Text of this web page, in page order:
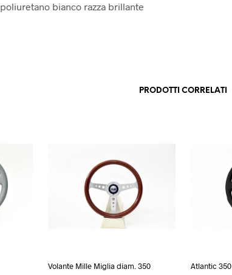
poliuretano bianco razza brillante
PRODOTTI CORRELATI
Volante Mille Miglia diam. 350 Atlantic 350